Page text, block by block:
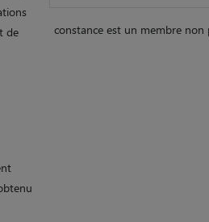
de
constance est un membre non